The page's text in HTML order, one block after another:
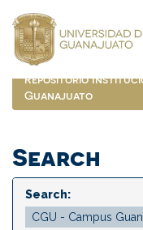
navigation
Repositorio
Guanajuato
Search
Search: